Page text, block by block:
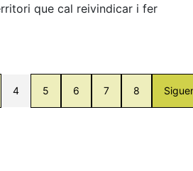
que cal reivindicar i fer
4 5 6 7 8